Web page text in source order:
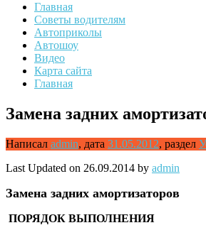
Главная
Советы водителям
Автоприколы
Автошоу
Видео
Карта сайта
Главная
Замена задних
Написал admin, дата 31.05.2012, раздел
Last Updated on 26.09.2014 by admin
Замена задних амортизаторов
ПОРЯДОК ВЫПОЛНЕНИЯ